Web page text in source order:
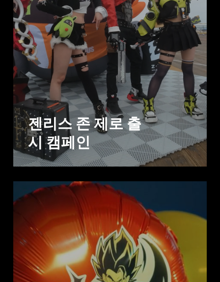
젠리스 존 제로 출
시 캠페인